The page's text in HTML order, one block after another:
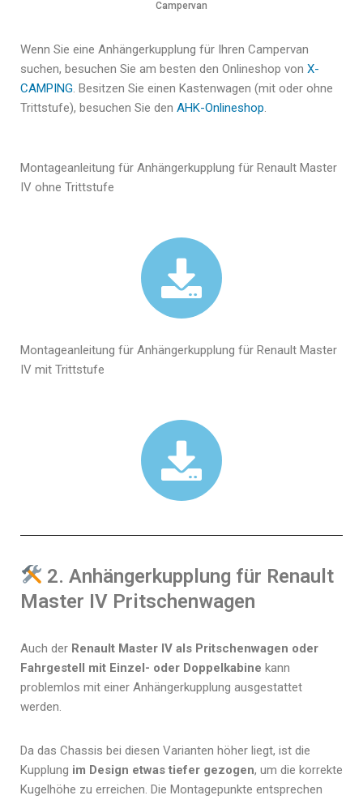
Campervan
Wenn Sie eine Anhängerkupplung für Ihren Campervan
suchen, besuchen Sie am besten den Onlineshop von X-
CAMPING . Besitzen Sie einen Kastenwagen (mit oder ohne
Trittstufe), besuchen Sie den AHK-Onlineshop
Montageanleitung für Anhängerkupplung für Renault Master
IV ohne Trittstufe
Montageanleitung für Anhängerkupplung für Renault Master
IV mit Trittstufe
2. Anhängerkupplung für Renault
Master IV Pritschenwagen
Auch der Renault Master IV als Pritschenwagen oder
Fahrgestell mit Einzel- oder Doppelkabine kann
problemlos mit einer Anhängerkupplung ausgestattet
werden.
Da das Chassis bei diesen Varianten höher liegt, ist die
Kupplung im Design etwas tiefer gezogen, um die korrekte
Kugelhöhe zu erreichen. Die Montagepunkte entsprechen